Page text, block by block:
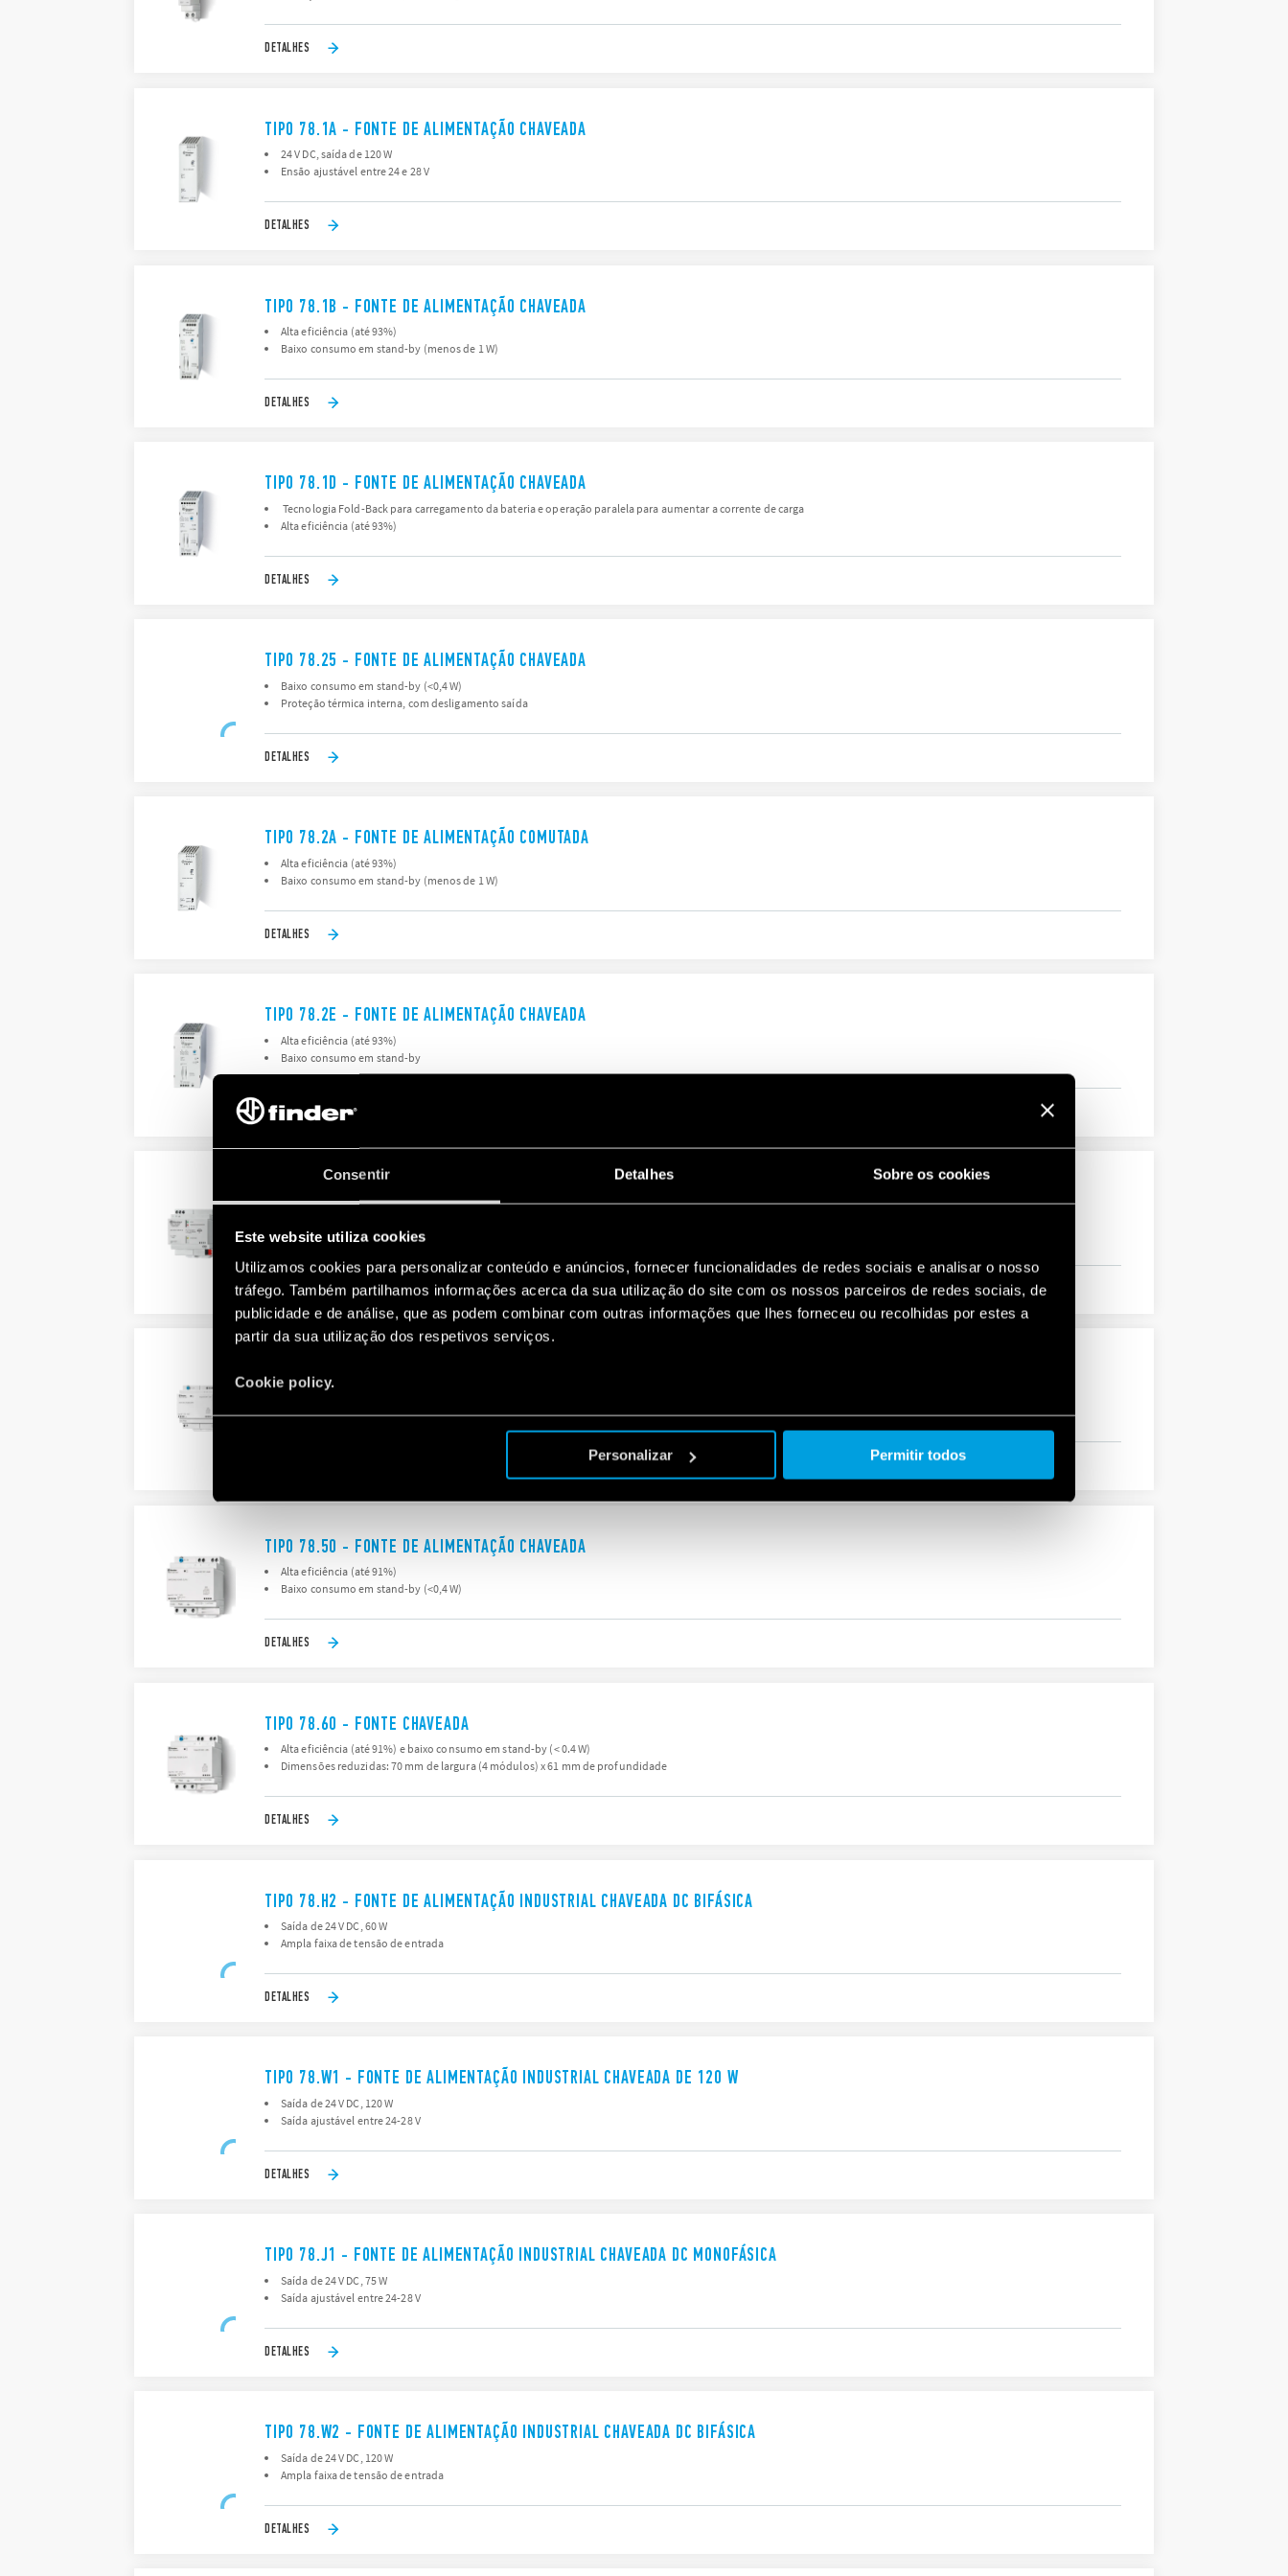
Consentir Detalhes Sobre os cookies
Este website utiliza cookies
Utilizamos cookies para personalizar conteúdo e anúncios, fornecer funcionalidades de redes sociais e analisar o nosso
tráfego. Também partilhamos informações acerca da sua utilização do site com os nossos parceiros de redes sociais, de
publicidade e de análise, que as podem combinar com outras informações que lhes forneceu ou recolhidas por estes a
partir da sua utilização dos respetivos serviços.
Cookie policy.
Personalizar Permitir todos
DETALHES
TIPO 78.1A - FONTE DE ALIMENTAÇÃO CHAVEADA
24 V DC, saída de 120 W
Ensão ajustável entre 24 e 28 V
DETALHES
TIPO 78.1B - FONTE DE ALIMENTAÇÃO CHAVEADA
Alta eficiência (até 93%)
Baixo consumo em stand-by (menos de 1 W)
DETALHES
TIPO 78.1D - FONTE DE ALIMENTAÇÃO CHAVEADA
Tecnologia Fold-Back para carregamento da bateria e operação paralela para aumentar a corrente de carga
Alta eficiência (até 93%)
DETALHES
TIPO 78.25 - FONTE DE ALIMENTAÇÃO CHAVEADA
Baixo consumo em stand-by (<0,4 W)
Proteção térmica interna, com desligamento saída
DETALHES
TIPO 78.2A - FONTE DE ALIMENTAÇÃO COMUTADA
Alta eficiência (até 93%)
Baixo consumo em stand-by (menos de 1 W)
DETALHES
TIPO 78.2E - FONTE DE ALIMENTAÇÃO CHAVEADA
Alta eficiência (até 93%)
Baixo consumo em stand-by
DETALHES
Indicador LED de status
DETALHES
Alta eficiência (até 91%)
Baixo consumo em stand-by (<0,4 W)
TIPO 78.50 - FONTE DE ALIMENTAÇÃO CHAVEADA
Alta eficiência (até 91%)
Baixo consumo em stand-by (<0,4 W)
DETALHES
TIPO 78.60 - FONTE CHAVEADA
Alta eficiência (até 91%) e baixo consumo em stand-by (< 0.4 W)
Dimensões reduzidas: 70 mm de largura (4 módulos) x 61 mm de profundidade
DETALHES
TIPO 78.H2 - FONTE DE ALIMENTAÇÃO INDUSTRIAL CHAVEADA DC BIFÁSICA
Saída de 24 V DC, 60 W
Ampla faixa de tensão de entrada
DETALHES
TIPO 78.W1 - FONTE DE ALIMENTAÇÃO INDUSTRIAL CHAVEADA DE 120 W
Saída de 24 V DC, 120 W
Saída ajustável entre 24-28 V
DETALHES
TIPO 78.J1 - FONTE DE ALIMENTAÇÃO INDUSTRIAL CHAVEADA DC MONOFÁSICA
Saída de 24 V DC, 75 W
Saída ajustável entre 24-28 V
DETALHES
TIPO 78.W2 - FONTE DE ALIMENTAÇÃO INDUSTRIAL CHAVEADA DC BIFÁSICA
Saída de 24 V DC, 120 W
Ampla faixa de tensão de entrada
DETALHES